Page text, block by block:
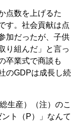
点数を上げるた
す。社会貢献は点
加だったが、子供
り組んだ」と言っ
卒業式で商談も
のGDPは成長し続
生産）（注）のこ
ト（P）」なんて